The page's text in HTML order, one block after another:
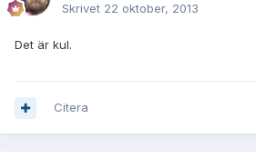
Skrivet 22 oktober, 2013
Det är kul.
Citera